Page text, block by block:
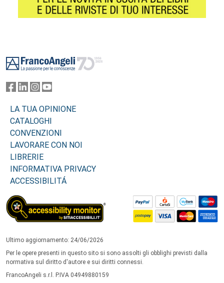
LA TUA OPINIONE
CATALOGHI
CONVENZIONI
LAVORARE CON NOI
LIBRERIE
INFORMATIVA PRIVACY
ACCESSIBILITÁ
Ultimo aggiornamento: 24/06/2026
Per le opere presenti in questo sito si sono assolti gli obblighi previsti dalla
normativa sul diritto d'autore e sui diritti connessi.
FrancoAngeli s.r.l. P.IVA 04949880159